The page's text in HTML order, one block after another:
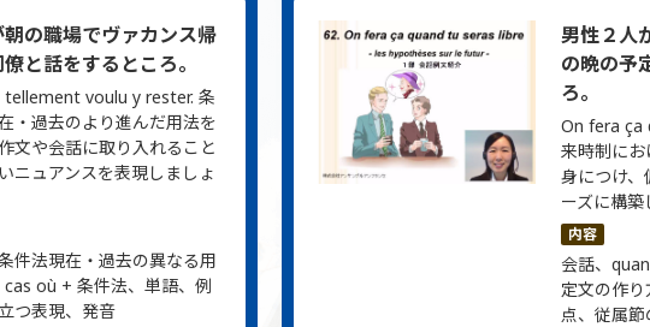
の職場でヴァカンス帰
と話をするところ。
tellement voulu y rester. 条
・過去のより進んだ用法を
文や会話に取り入れること
ニュアンスを表現しましょ
件法現在・過去の異なる用
cas où + 条件法、単語、例
つ表現、発音
男性２人
の晩の予
ろ。
On fera ça
来時制に
身につけ、
ーズに構築
内容
会話、
定文の作
点、従属